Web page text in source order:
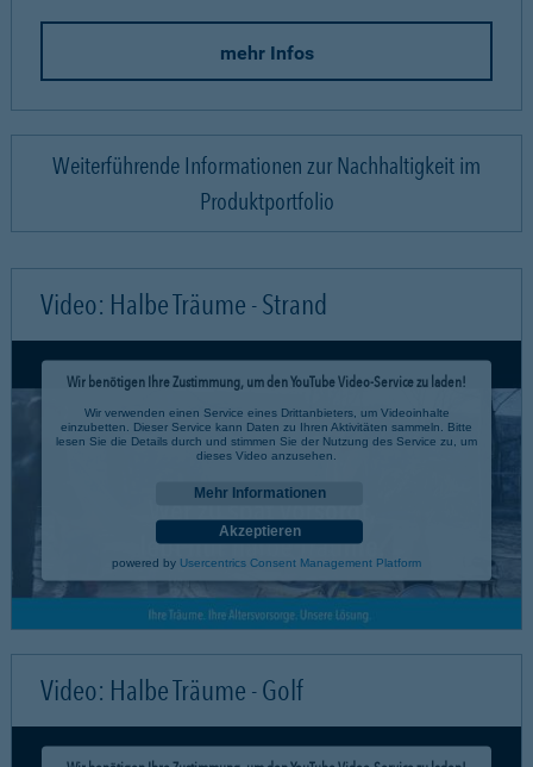
mehr Infos
Weiterführende Informationen zur Nachhaltigkeit im
Produktportfolio
Video: Halbe Träume - Strand
Wir benötigen Ihre Zustimmung, um den YouTube Video-Service zu laden!
Wir verwenden einen Service eines Drittanbieters, um Videoinhalte
einzubetten. Dieser Service kann Daten zu Ihren Aktivitäten sammeln. Bitte
lesen Sie die Details durch und stimmen Sie der Nutzung des Service zu, um
dieses Video anzusehen.
Mehr Informationen
Akzeptieren
powered by Usercentrics Consent Management Platform
Video: Halbe Träume - Golf